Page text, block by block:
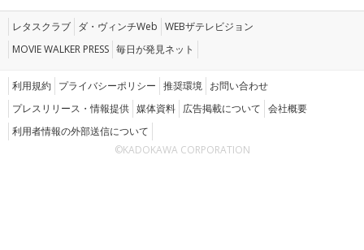
レタスクラブ ダ・ヴィンチWeb WEBザテレビジョン
MOVIE WALKER PRESS 毎日が発見ネット
利用規約 プライバシーポリシー 推奨環境 お問い合わせ
プレスリリース・情報提供 媒体資料 広告掲載について 会社概要
利用者情報の外部送信について
©KADOKAWA CORPORATION